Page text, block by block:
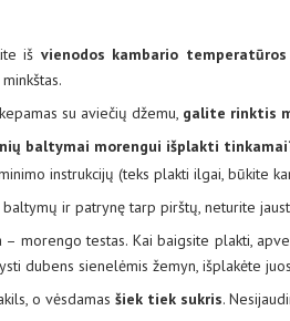
iš vienodos kambario
su aviečių džemu, galite rinktis
baltymai morengui išplakti
instrukcijų (teks plakti ilgai, būkite
ir patrynę tarp pirštų, neturite
– morengo testas. Kai baigsite plakti,
dubens sienelėmis žemyn, išplakėte
o vėsdamas šiek tiek sukris.